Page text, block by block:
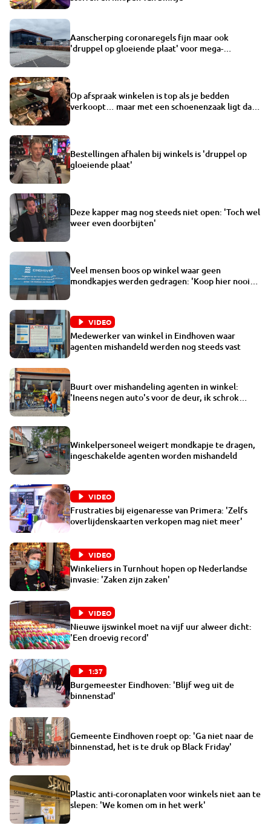
Aanscherping coronaregels fijn maar ook
'druppel op gloeiende plaat' voor mega-
Op afspraak winkelen is top als je bedden
verkoopt… maar met een schoenenzaak ligt dat
Bestellingen afhalen bij winkels is 'druppel op
gloeiende plaat'
Deze kapper mag nog steeds niet open: 'Toch wel
weer even doorbijten'
Veel mensen boos op winkel waar geen
mondkapjes werden gedragen: 'Koop hier nooit
VIDEO
Medewerker van winkel in Eindhoven waar
agenten mishandeld werden nog steeds vast
Buurt over mishandeling agenten in winkel:
'Ineens negen auto's voor de deur, ik schrok
Winkelpersoneel weigert mondkapje te dragen,
ingeschakelde agenten worden mishandeld
VIDEO
Frustraties bij eigenaresse van Primera: 'Zelfs
overlijdenskaarten verkopen mag niet meer'
VIDEO
Winkeliers in Turnhout hopen op Nederlandse
invasie: 'Zaken zijn zaken'
VIDEO
Nieuwe ijswinkel moet na vijf uur alweer dicht:
'Een droevig record'
1:37
Burgemeester Eindhoven: 'Blijf weg uit de
binnenstad'
Gemeente Eindhoven roept op: 'Ga niet naar de
binnenstad, het is te druk op Black Friday'
Plastic anti-coronaplaten voor winkels niet aan te
slepen: 'We komen om in het werk'